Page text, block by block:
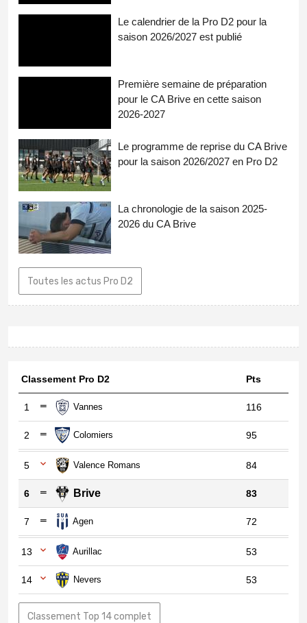
Le calendrier de la Pro D2 pour la
saison 2026/2027 est publié
Première semaine de préparation
pour le CA Brive en cette saison
2026-2027
Le programme de reprise du CA Brive
pour la saison 2026/2027 en Pro D2
La chronologie de la saison 2025-
2026 du CA Brive
Toutes les actus Pro D2
Classement Pro D2 Pts
1 Vannes 116
2 Colomiers 95
5 Valence Romans 84
6 Brive 83
7 Agen 72
13 Aurillac 53
14 Nevers 53
Classement Top 14 complet